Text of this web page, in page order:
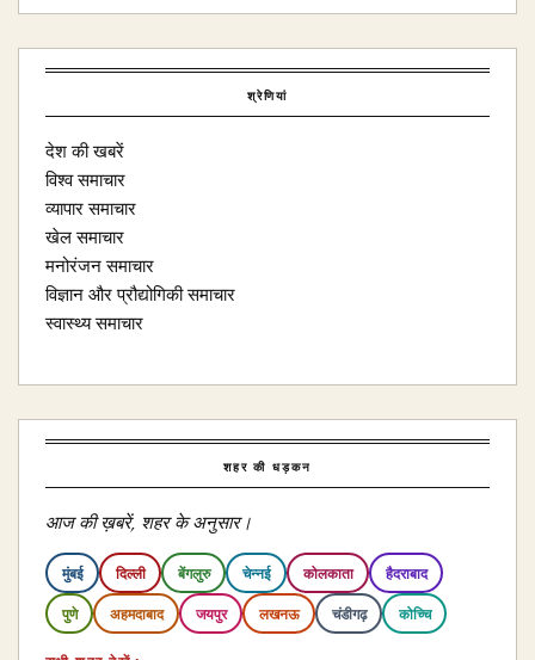
श्रेणियां
देश की खबरें
विश्व समाचार
व्यापार समाचार
खेल समाचार
मनोरंजन समाचार
विज्ञान और प्रौद्योगिकी समाचार
स्वास्थ्य समाचार
शहर की धड़कन
आज की ख़बरें, शहर के अनुसार।
मुंबई दिल्ली बेंगलुरु चेन्नई कोलकाता हैदराबाद
पुणे अहमदाबाद जयपुर लखनऊ चंडीगढ़ कोच्चि